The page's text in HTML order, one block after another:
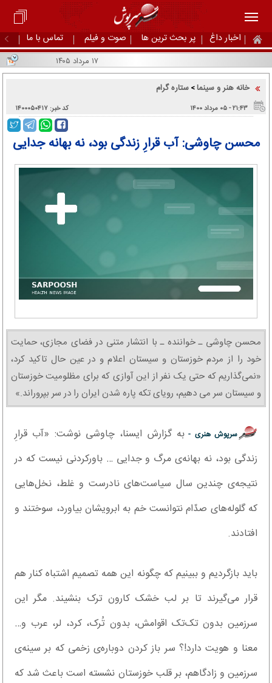
اخبار داغ پر بحث ترین ها صوت و فیلم تماس با ما
۱۷ مرداد ۱۴۰۵
خانه هنر و سینما> ستاره گرام
۲۱:۴۳ - ۰۵ مرداد ۱۴۰۰ کد خبر: ۱۴۰۰۰۵۰۴۱۷
محسن چاوشی: آب قرارِ زندگی بود، نه بهانه‌ جدایی
محسن چاوشی ـ خواننده ـ با انتشار متنی در فضای مجازی، حمایت
خود را از مردم خوزستان و سیستان اعلام و در عین حال تاکید کرد،
«نمی‌گذاریم که حتی یک نفر از این آوازی که برای مظلومیت خوزستان
و سیستان سر می دهیم، رویای تکه پاره شدن ایران را در سر بپروراند.»
سرپوش هنری - به گزارش ایسنا، چاوشی نوشت: «آب قرارِ
زندگی بود، نه بهانه‌ی مرگ و جدایی … باورکردنی نیست که در
نتیجه‌ی چندین سال سیاست‌های نادرست و غلط، نخل‌هایی
که گلوله‌های صدّام نتوانست خم به ابرویشان بیاورد، سوختند و
افتادند.
باید بازگردیم و ببینیم که چگونه این همه تصمیم اشتباه کنار هم
قرار می‌گیرند تا بر لب خشک کارون ترک بنشیند. مگر این
سرزمین بدون تک‌تک اقوامش، بدون تُرک، کرد، لر، عرب و…
معنا و هویت دارد!؟ سر باز کردن دوباره‌ی زخمی که بر سینه‌ی
سرزمین و زادگاهم، بر قلب خوزستان نشسته است باعث شد که